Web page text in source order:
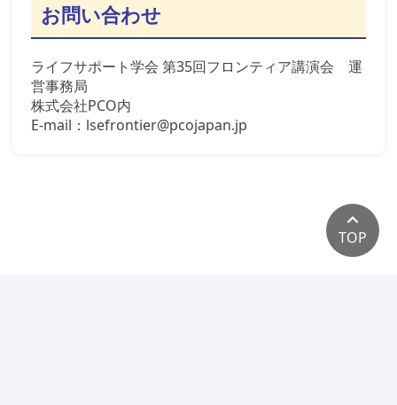
お問い合わせ
ライフサポート学会 第35回フロンティア講演会 運
営事務局
株式会社PCO内
E-mail：lsefrontier@pcojapan.jp
TOP